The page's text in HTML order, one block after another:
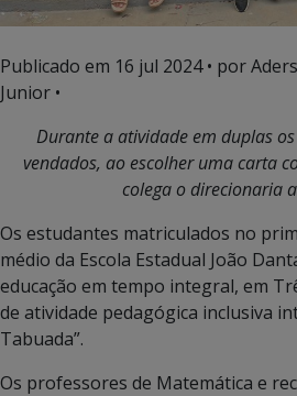
Publicado em 16 jul 2024• por
Junior •
Durante a atividade em duplas
vendados, ao escolher uma carta
colega o direcionaria
Os estudantes matriculados no
médio da Escola Estadual João
educação em tempo integral, em
de atividade pedagógica inclusiva
Tabuada”.
Os professores de Matemática e